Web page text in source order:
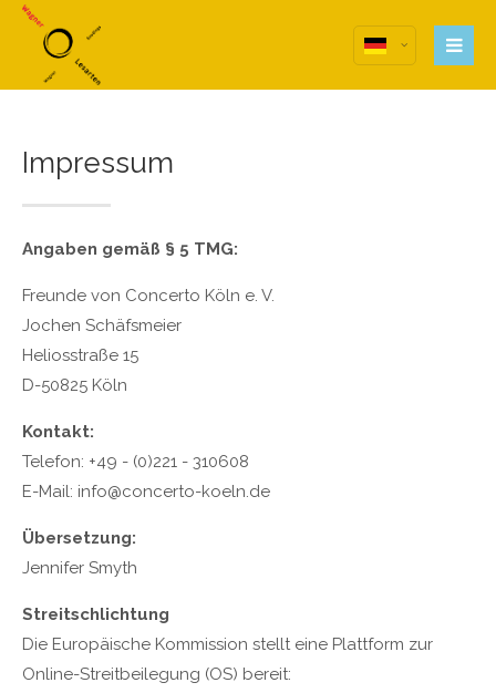
Anmelden
Anmeldung zum
Benutzername
Passwort
Angemeldet bleiben
Register
Support
24h/ 365days
Impressum
Angaben gemäß § 5 TMG:
Freunde von Concerto Köln e. V.
Jochen Schäfsmeier
Heliosstraße 15
D-50825 Köln
Kontakt:
Telefon: +49 - (0)221 - 310608
E-Mail: info@concerto-koeln.de
Übersetzung:
Jennifer Smyth
Streitschlichtung
Die Europäische Kommission stellt eine Plattform zur
Online-Streitbeilegung (OS) bereit: